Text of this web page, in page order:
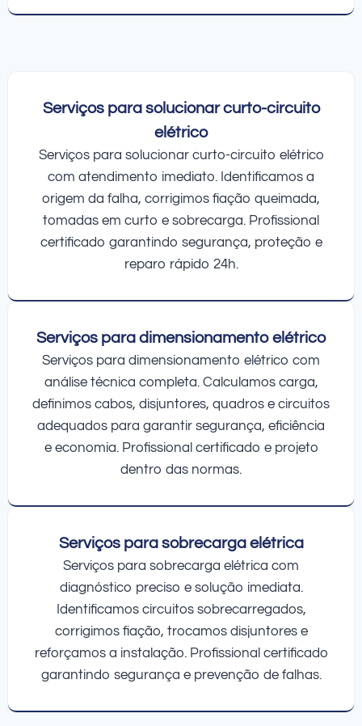
Serviços para solucionar curto-circuito
elétrico
Serviços para solucionar curto-circuito elétrico
com atendimento imediato. Identificamos a
origem da falha, corrigimos fiação queimada,
tomadas em curto e sobrecarga. Profissional
certificado garantindo segurança, proteção e
reparo rápido 24h.
Serviços para dimensionamento elétrico
Serviços para dimensionamento elétrico com
análise técnica completa. Calculamos carga,
definimos cabos, disjuntores, quadros e circuitos
adequados para garantir segurança, eficiência
e economia. Profissional certificado e projeto
dentro das normas.
Serviços para sobrecarga elétrica
Serviços para sobrecarga elétrica com
diagnóstico preciso e solução imediata.
Identificamos circuitos sobrecarregados,
corrigimos fiação, trocamos disjuntores e
reforçamos a instalação. Profissional certificado
garantindo segurança e prevenção de falhas.